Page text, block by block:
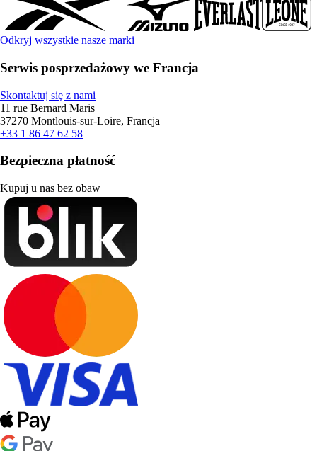
Odkryj wszystkie nasze marki
Serwis posprzedażowy we Francja
Skontaktuj się z nami
11 rue Bernard Maris
37270 Montlouis-sur-Loire, Francja
+33 1 86 47 62 58
Bezpieczna płatność
Kupuj u nas bez obaw